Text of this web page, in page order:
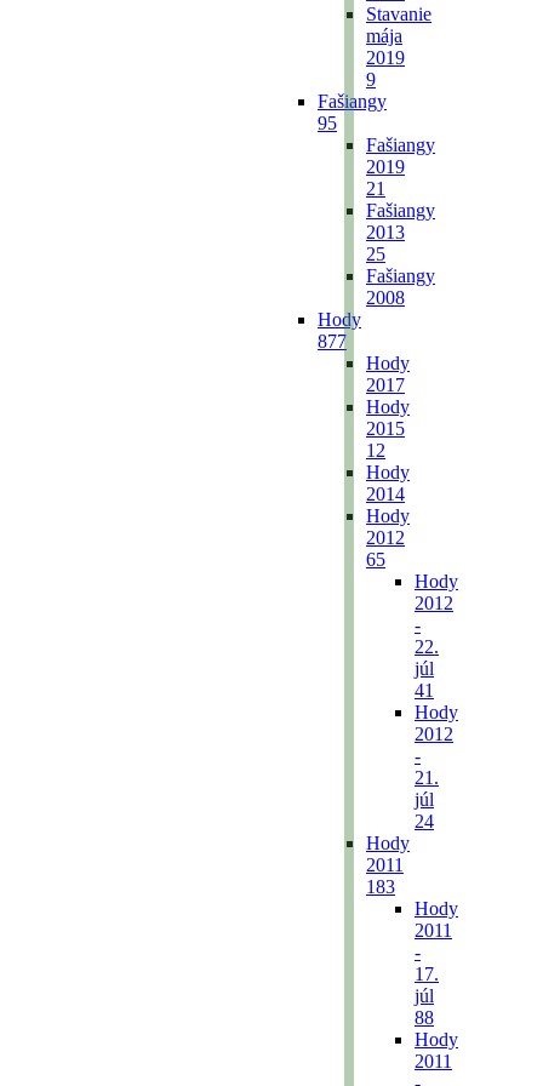
Stavanie
mája
2019
9
Fašiangy
95
Fašiangy
2019
21
Fašiangy
2013
25
Fašiangy
2008
Hody
877
Hody
2017
Hody
2015
12
Hody
2014
Hody
2012
65
Hody
2012
-
22.
júl
41
Hody
2012
-
21.
júl
24
Hody
2011
183
Hody
2011
-
17.
júl
88
Hody
2011